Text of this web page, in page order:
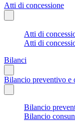
Atti di concessione
Atti di
Atti di
Bilanci
Bilancio preventivo e
Bilancio
Bilancio